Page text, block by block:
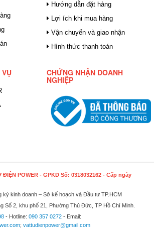
Hướng dẫn đặt hàng
Lợi ích khi mua hàng
Vận chuyển và giao nhận
Hình thức thanh toán
CHỨNG NHẬN DOANH
NGHIỆP
ĐIỆN POWER - GPKD Số: 0318032162 - Cấp ngày
ký kinh doanh – Sở kế hoạch và Đầu tư TP.HCM
Số 2, khu phố 21, Phường Thủ Đức, TP Hồ Chí Minh.
- Hotline: 090 357 0272 - Email:
; vattudienpower@gmail.com